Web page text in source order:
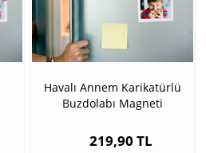
Havalı Annem Karikatürlü
Buzdolabı Magneti
219,90 TL